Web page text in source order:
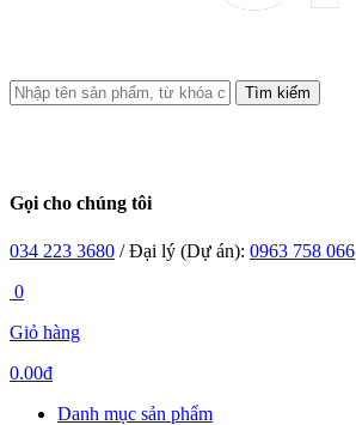
Tìm kiếm
Gọi cho chúng tôi
034 223 3680 / Đại lý (Dự án): 0963 758 066
0
Giỏ hàng
0.00đ
Danh mục sản phẩm